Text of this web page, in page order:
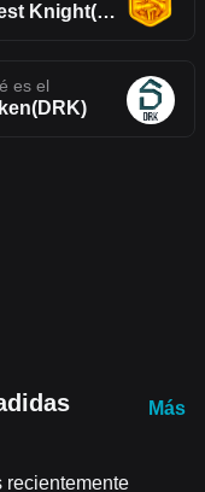
Forest Knight(KNIGHT)
es el
Más
recientemente